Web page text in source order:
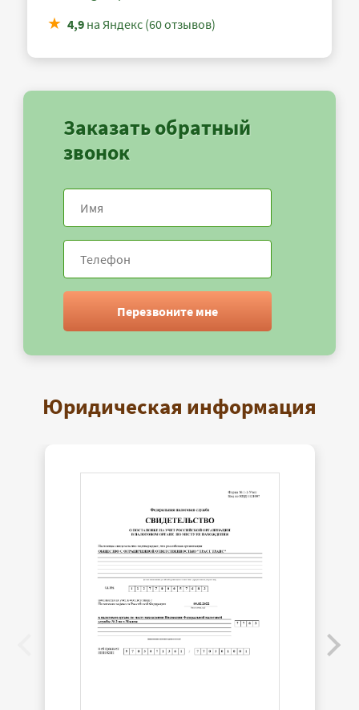
4,9 на Яндекс (60 отзывов)
Заказать обратный
звонок
Перезвоните мне
Юридическая информация